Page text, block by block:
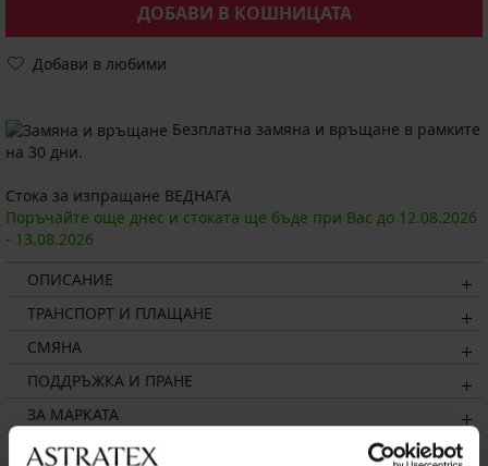
ДОБАВИ В КОШНИЦАТА
Добави в любими
Безплатна замяна и връщане в рамките
на 30 дни.
Стока за изпращане ВЕДНАГА
Поръчайте още днес и стоката ще бъде при Вас до 12.08.2026
- 13.08.2026
ОПИСАНИЕ
ТРАНСПОРТ И ПЛАЩАНЕ
СМЯНА
ПОДДРЪЖКА И ПРАНЕ
ЗА МАРКАТА